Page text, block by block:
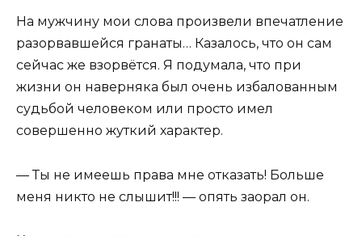
На мужчину мои слова произвели впечатление
разорвавшейся гранаты… Казалось, что он сам
сейчас же взорвётся. Я подумала, что при
жизни он наверняка был очень избалованным
судьбой человеком или просто имел
совершенно жуткий характер.
— Ты не имеешь права мне отказать! Больше
меня никто не слышит!!! — опять заорал он.